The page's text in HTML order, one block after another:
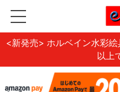
<新発売> ホルベイン水彩
以上